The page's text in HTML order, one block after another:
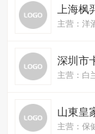
上海枫
主营：洋
深圳市
主营：白
山東皇
主营：保